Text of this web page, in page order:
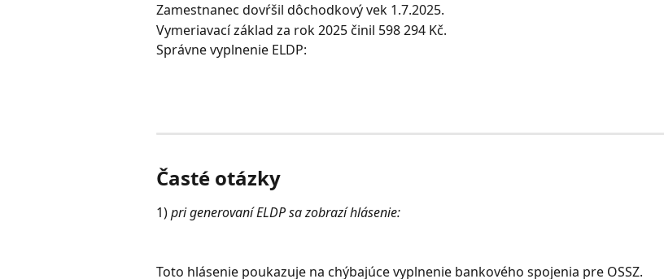
Zamestnanec dovŕšil dôchodkový vek 1.7.2025.
Vymeriavací základ za rok 2025 činil 598 294 Kč.
Správne vyplnenie ELDP:
Časté otázky
1) pri generovaní ELDP sa zobrazí hlásenie:
Toto hlásenie poukazuje na chýbajúce vyplnenie bankového spojenia pre OSSZ.